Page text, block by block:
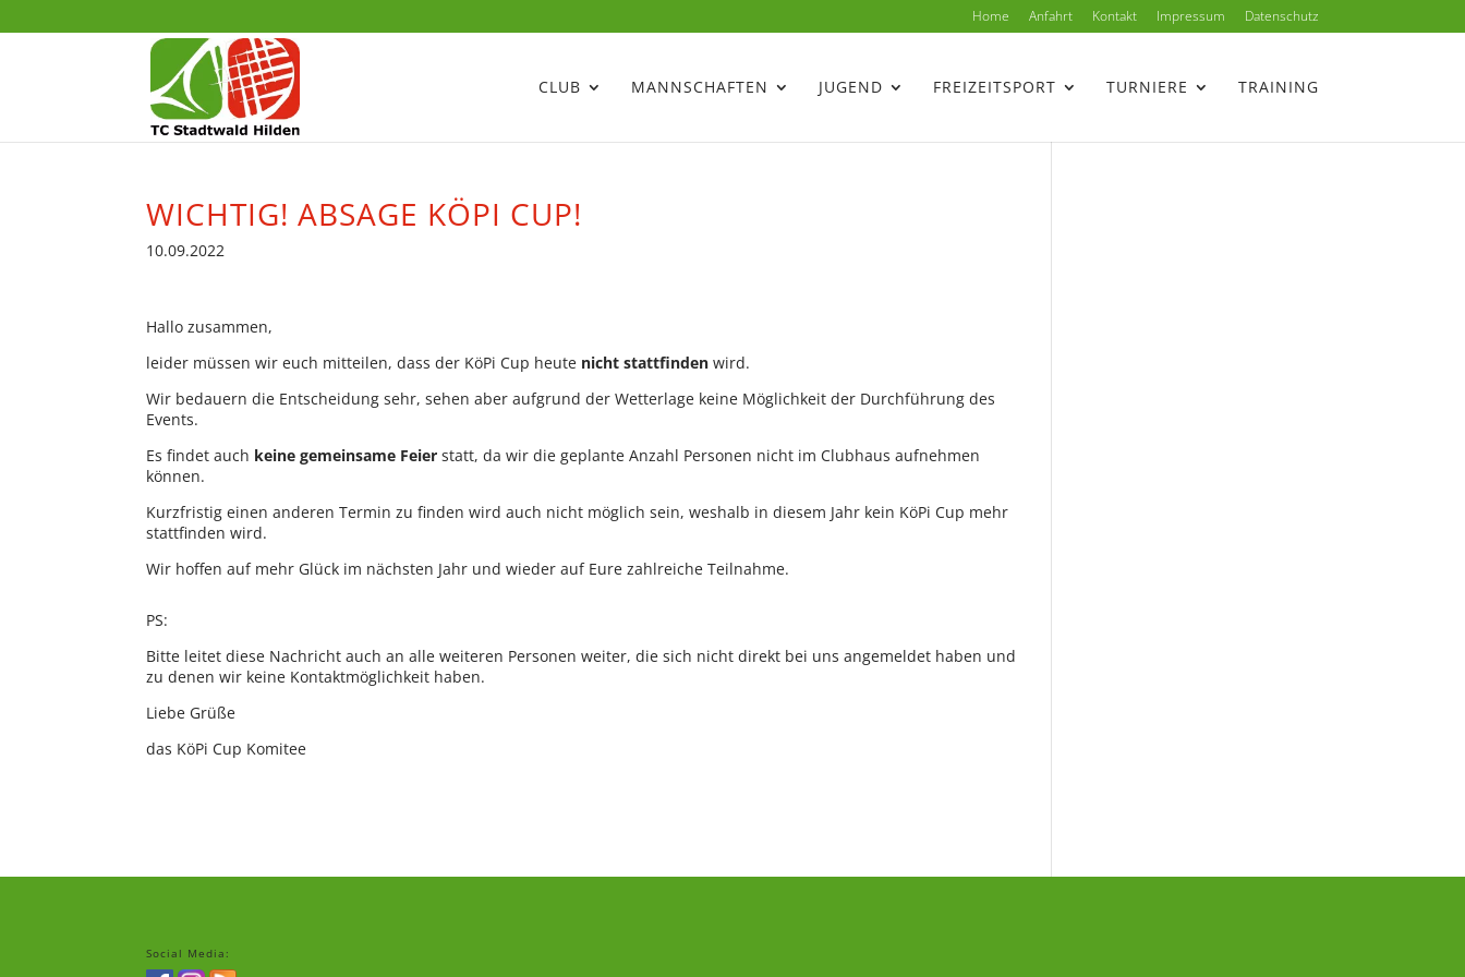
Home Anfahrt Kontakt Impressum Datenschutz
CLUB MANNSCHAFTEN JUGEND FREIZEITSPORT TURNIERE TRAINING
WICHTIG! ABSAGE KÖPI CUP!
10.09.2022
Hallo zusammen,
leider müssen wir euch mitteilen, dass der KöPi Cup heute nicht stattfinden wird.
Wir bedauern die Entscheidung sehr, sehen aber aufgrund der Wetterlage keine Möglichkeit der Durchführung des
Events.
Es findet auch keine gemeinsame Feier statt, da wir die geplante Anzahl Personen nicht im Clubhaus aufnehmen
können.
Kurzfristig einen anderen Termin zu finden wird auch nicht möglich sein, weshalb in diesem Jahr kein KöPi Cup mehr
stattfinden wird.
Wir hoffen auf mehr Glück im nächsten Jahr und wieder auf Eure zahlreiche Teilnahme.
PS:
Bitte leitet diese Nachricht auch an alle weiteren Personen weiter, die sich nicht direkt bei uns angemeldet haben und
zu denen wir keine Kontaktmöglichkeit haben.
Liebe Grüße
das KöPi Cup Komitee
Social Media: